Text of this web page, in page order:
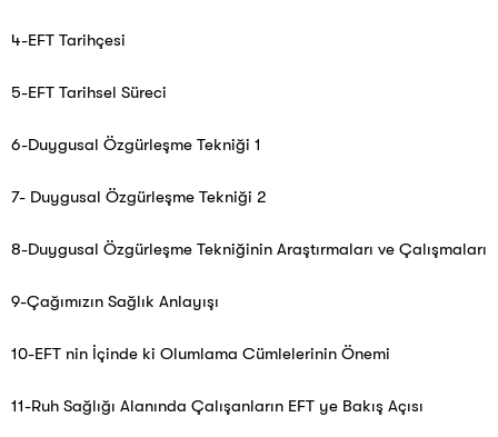
4-EFT Tarihçesi
5-EFT Tarihsel Süreci
6-Duygusal Özgürleşme Tekniği 1
7- Duygusal Özgürleşme Tekniği 2
8-Duygusal Özgürleşme Tekniğinin Araştırmaları ve Çalışmaları
9-Çağımızın Sağlık Anlayışı
10-EFT nin İçinde ki Olumlama Cümlelerinin Önemi
11-Ruh Sağlığı Alanında Çalışanların EFT ye Bakış Açısı